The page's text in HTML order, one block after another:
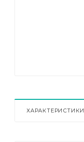
ХАРАКТЕРИСТИКИ